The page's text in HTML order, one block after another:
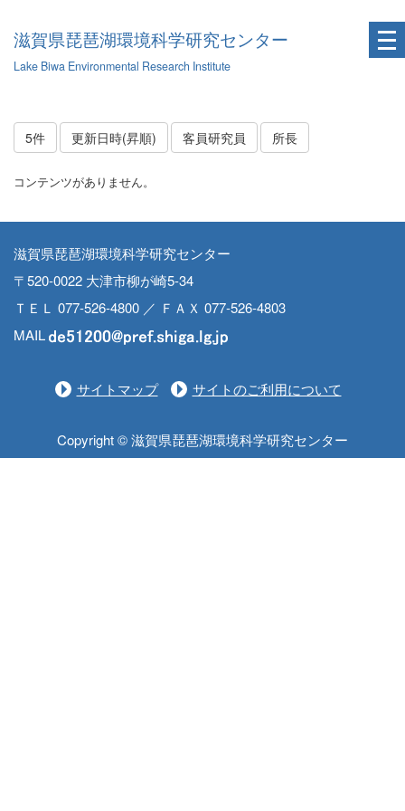
滋賀県琵琶湖環境科学研究センター
Lake Biwa Environmental Research Institute
5件 更新日時(昇順) 客員研究員 所長
コンテンツがありません。
滋賀県琵琶湖環境科学研究センター
〒520-0022 大津市柳が崎5-34
ＴＥＬ 077-526-4800 ／ ＦＡＸ 077-526-4803
MAIL
サイトマップ サイトのご利用について
Copyright © 滋賀県琵琶湖環境科学研究センター